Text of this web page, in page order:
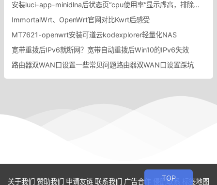
安装luci-app-minidlna后状态页“cpu使用率“显示虚高，排除过程记录。
ImmortalWrt、OpenWrt官网对比Kwrt后感受
MT7621-openwrt安装可道云kodexplorer轻量化NAS
宽带重拨后IPv6就断网？宽带自动重拨后Win10的IPv6失效
路由器双WAN口设置一些常见问题路由器双WAN口设置踩坑
关于我们 赞助我们 申请友链 联系我们 广告合作 侵删联系 标签地图